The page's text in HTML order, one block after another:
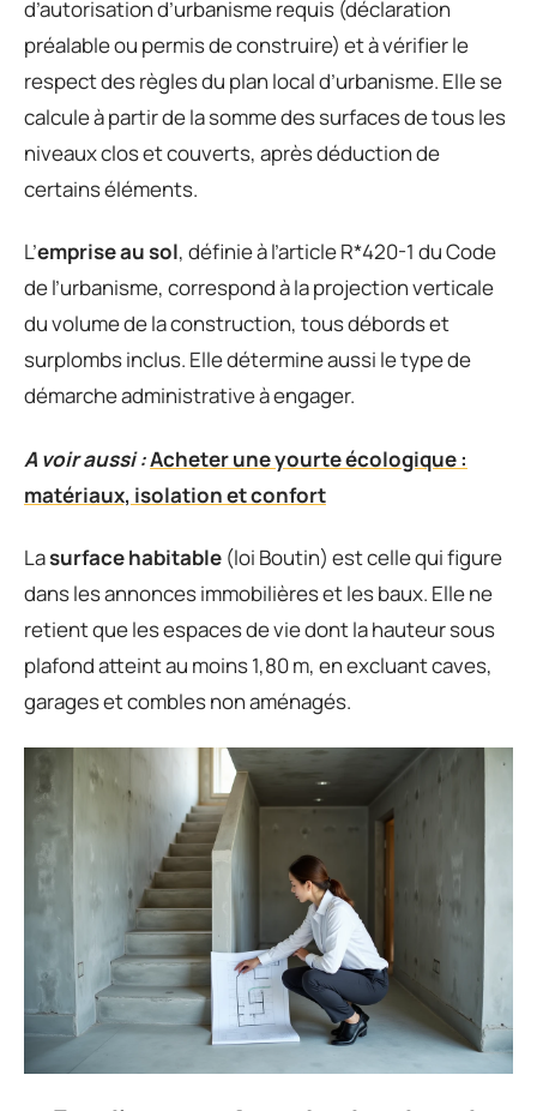
d’autorisation d’urbanisme requis (déclaration
préalable ou permis de construire) et à vérifier le
respect des règles du plan local d’urbanisme. Elle se
calcule à partir de la somme des surfaces de tous les
niveaux clos et couverts, après déduction de
certains éléments.
L’emprise au sol, définie à l’article R*420-1 du Code
de l’urbanisme, correspond à la projection verticale
du volume de la construction, tous débords et
surplombs inclus. Elle détermine aussi le type de
démarche administrative à engager.
A voir aussi :Acheter une yourte écologique :
matériaux, isolation et confort
Lasurface habitable (loi Boutin) est celle qui figure
dans les annonces immobilières et les baux. Elle ne
retient que les espaces de vie dont la hauteur sous
plafond atteint au moins 1,80 m, en excluant caves,
garages et combles non aménagés.